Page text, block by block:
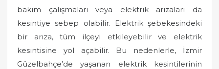
bakım çalışmaları veya elektrik arızaları da
kesintiye sebep olabilir. Elektrik şebekesindeki
bir arıza, tüm ilçeyi etkileyebilir ve elektrik
kesintisine yol açabilir. Bu nedenlerle, İzmir
Güzelbahçe’de yaşanan elektrik kesintilerinin